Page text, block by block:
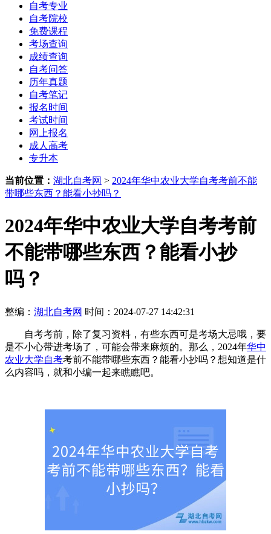
自考专业
自考院校
免费课程
考场查询
成绩查询
自考问答
历年真题
自考笔记
报名时间
考试时间
网上报名
成人高考
专升本
当前位置： 湖北自考网 > 2024年华中农业大学自考考前不能
带哪些东西？能看小抄吗？
2024年华中农业大学自考考前
不能带哪些东西？能看小抄
吗？
整编： 湖北自考网 时间：2024-07-27 14:42:31
自考考前，除了复习资料，有些东西可是考场大忌哦，要
是不小心带进考场了，可能会带来麻烦的。那么，2024年华中
农业大学自考考前不能带哪些东西？能看小抄吗？想知道是什
么内容吗，就和小编一起来瞧瞧吧。